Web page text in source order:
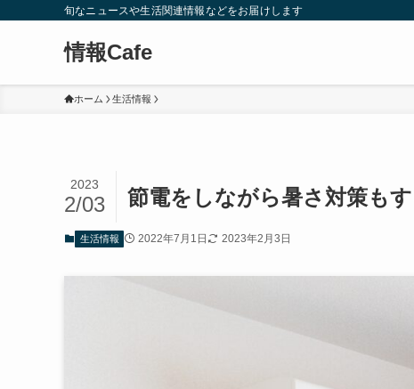
旬なニュースや生活関連情報などをお届けします
情報Cafe
ホーム 生活情報
節電をしながら暑さ対策も
2023
2/03
生活情報 2022年7月1日 2023年2月3日